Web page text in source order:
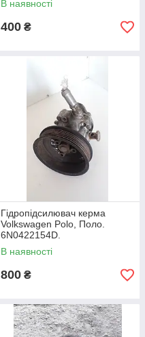
В наявності
400 ₴
Гідропідсилювач керма
Volkswagen Polo, Поло.
6N0422154D.
В наявності
800 ₴